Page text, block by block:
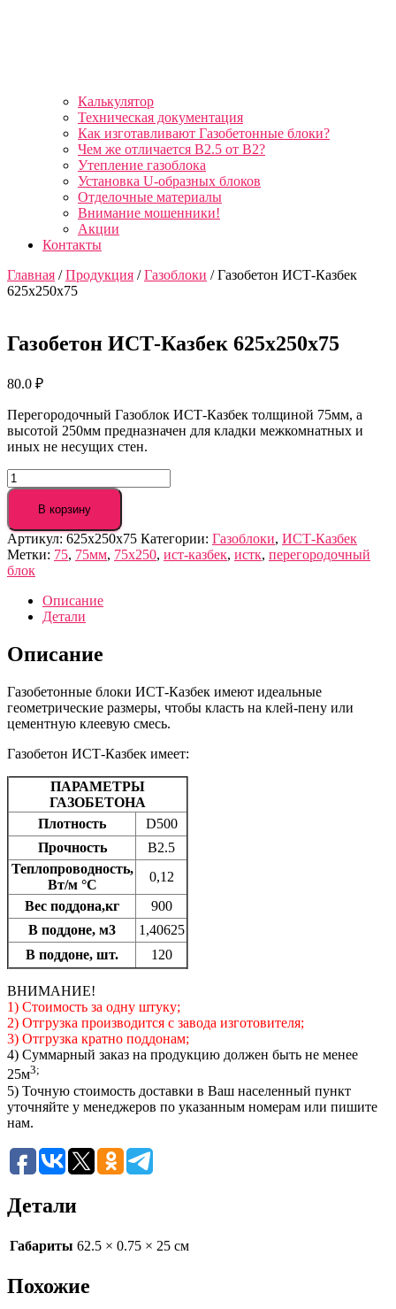
Калькулятор
Техническая документация
Как изготавливают Газобетонные блоки?
Чем же отличается B2.5 от B2?
Утепление газоблока
Установка U-образных блоков
Отделочные материалы
Внимание мошенники!
Акции
Контакты
Главная /Продукция /Газоблоки / Газобетон ИСТ-Казбек
625х250х75
Газобетон ИСТ-Казбек 625х250х75
80.0 ₽
Перегородочный Газоблок ИСТ-Казбек толщиной 75мм, а
высотой 250мм предназначен для кладки межкомнатных и
иных не несущих стен.
Количество
товара
Газобетон
ИСТ-
Казбек
625х250х75
В корзину
Артикул: 625х250х75 Категории: Газоблоки, ИСТ-Казбек
Метки: 75, 75мм, 75х250, ист-казбек, истк, перегородочный
блок
Описание
Детали
Описание
Газобетонные блоки ИСТ-Казбек имеют идеальные
геометрические размеры, чтобы класть на клей-пену или
цементную клеевую смесь.
Газобетон ИСТ-Казбек имеет:
ПАРАМЕТРЫ
ГАЗОБЕТОНА
Плотность
D500
Прочность
B2.5
Теплопроводность,
Вт/м °С
0,12
Вес поддона,кг
900
В поддоне, м3
1,40625
В поддоне, шт.
120
ВНИМАНИЕ!
1) Стоимость за одну штуку;
2) Отгрузка производится с завода изготовителя;
3) Отгрузка кратно поддонам;
4) Суммарный заказ на продукцию должен быть не менее
25м3;
5) Точную стоимость доставки в Ваш населенный пункт
уточняйте у менеджеров по указанным номерам или пишите
нам.
Детали
Габариты 62.5 × 0.75 × 25 см
Похожие